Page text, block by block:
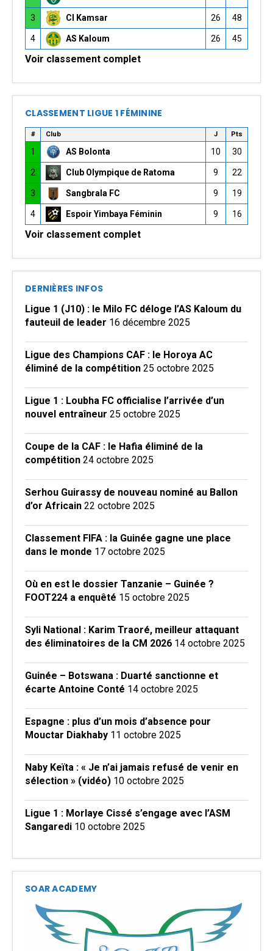
3 CI Kamsar 26 48
4 AS Kaloum 26 45
Voir classement complet
CLASSEMENT LIGUE 1 FÉMININE
# Club J Pts
1 AS Bolonta 10 30
2 Club Olympique de Ratoma 9 22
3 Sangbrala FC 9 19
4 Espoir Yimbaya Féminin 9 16
Voir classement complet
DERNIÈRES INFOS
Ligue 1 (J10) : le Milo FC déloge l’AS Kaloum du
fauteuil de leader 16 décembre 2025
Ligue des Champions CAF : le Horoya AC
éliminé de la compétition 25 octobre 2025
Ligue 1 : Loubha FC officialise l’arrivée d’un
nouvel entraîneur 25 octobre 2025
Coupe de la CAF : le Hafia éliminé de la
compétition 24 octobre 2025
Serhou Guirassy de nouveau nominé au Ballon
d’or Africain 22 octobre 2025
Classement FIFA : la Guinée gagne une place
dans le monde 17 octobre 2025
Où en est le dossier Tanzanie – Guinée ?
FOOT224 a enquêté 15 octobre 2025
Syli National : Karim Traoré, meilleur attaquant
des éliminatoires de la CM 2026 14 octobre 2025
Guinée – Botswana : Duarté sanctionne et
écarte Antoine Conté 14 octobre 2025
Espagne : plus d’un mois d’absence pour
Mouctar Diakhaby 11 octobre 2025
Naby Keïta : « Je n’ai jamais refusé de venir en
sélection » (vidéo) 10 octobre 2025
Ligue 1 : Morlaye Cissé s’engage avec l’ASM
Sangaredi 10 octobre 2025
SOAR ACADEMY